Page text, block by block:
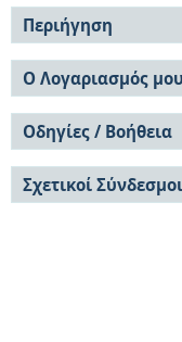
Περιήγηση
Σε όλο το DSpace
Κοινότητες &
Ανά Ημερομηνία
Έκδοσης
Συγγραφείς
Τίτλοι
Θέματα
Ο Λογαριασμός μου
Σύνδεση
Εγγραφή
Οδηγίες / Βοήθεια
Οδηγίες Υποβολής
Οδηγίες Χρήσης ΙΑ
Συχνές Ερωτήσεις
Σχετικοί Σύνδεσμοι